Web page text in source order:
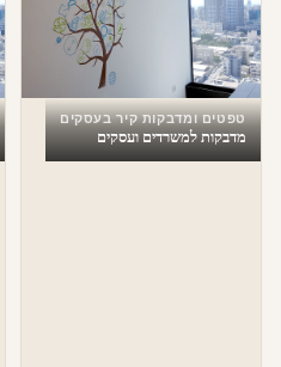
טפטים ומדבקות קיר בעסקים
מדבקות למשרדים ועסקים